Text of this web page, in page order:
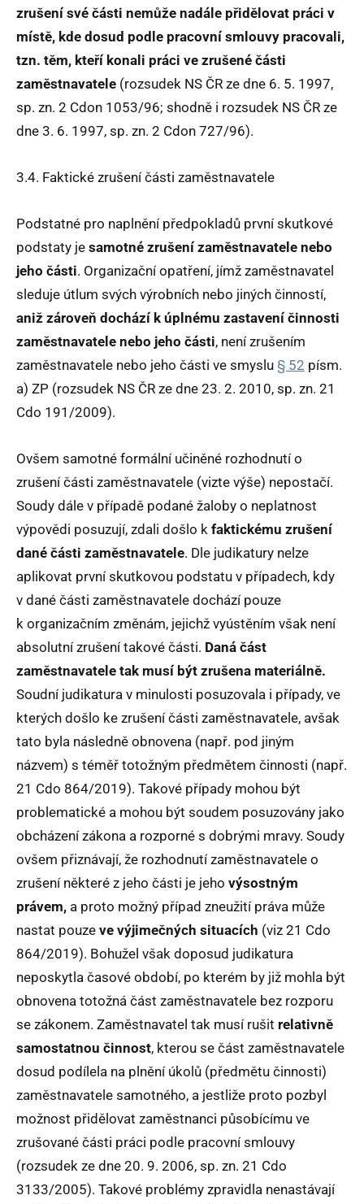
zrušení své části nemůže nadále přidělovat práci v
místě, kde dosud podle pracovní smlouvy pracovali,
tzn. těm, kteří konali práci ve zrušené části
zaměstnavatele (rozsudek NS ČR ze dne 6. 5. 1997,
sp. zn. 2 Cdon 1053/96; shodně i rozsudek NS ČR ze
dne 3. 6. 1997, sp. zn. 2 Cdon 727/96).
3.4. Faktické zrušení části zaměstnavatele
Podstatné pro naplnění předpokladů první skutkové
podstaty je samotné zrušení zaměstnavatele nebo
jeho části. Organizační opatření, jímž zaměstnavatel
sleduje útlum svých výrobních nebo jiných činností,
aniž zároveň dochází k úplnému zastavení činnosti
zaměstnavatele nebo jeho části, není zrušením
zaměstnavatele nebo jeho části ve smyslu § 52 písm.
a) ZP (rozsudek NS ČR ze dne 23. 2. 2010, sp. zn. 21
Cdo 191/2009).
Ovšem samotné formální učiněné rozhodnutí o
zrušení části zaměstnavatele (vizte výše) nepostačí.
Soudy dále v případě podané žaloby o neplatnost
výpovědi posuzují, zdali došlo k faktickému zrušení
dané části zaměstnavatele. Dle judikatury nelze
aplikovat první skutkovou podstatu v případech, kdy
v dané části zaměstnavatele dochází pouze
k organizačním změnám, jejichž vyústěním však není
absolutní zrušení takové části. Daná část
zaměstnavatele tak musí být zrušena materiálně.
Soudní judikatura v minulosti posuzovala i případy, ve
kterých došlo ke zrušení části zaměstnavatele, avšak
tato byla následně obnovena (např. pod jiným
názvem) s téměř totožným předmětem činnosti (např.
21 Cdo 864/2019). Takové případy mohou být
problematické a mohou být soudem posuzovány jako
obcházení zákona a rozporné s dobrými mravy. Soudy
ovšem přiznávají, že rozhodnutí zaměstnavatele o
zrušení některé z jeho části je jeho výsostným
právem, a proto možný případ zneužití práva může
nastat pouze ve výjimečných situacích (viz 21 Cdo
864/2019). Bohužel však doposud judikatura
neposkytla časové období, po kterém by již mohla být
obnovena totožná část zaměstnavatele bez rozporu
se zákonem. Zaměstnavatel tak musí rušit relativně
samostatnou činnost, kterou se část zaměstnavatele
dosud podílela na plnění úkolů (předmětu činnosti)
zaměstnavatele samotného, a jestliže proto pozbyl
možnost přidělovat zaměstnanci působícímu ve
zrušované části práci podle pracovní smlouvy
(rozsudek ze dne 20. 9. 2006, sp. zn. 21 Cdo
3133/2005). Takové problémy zpravidla nenastávají